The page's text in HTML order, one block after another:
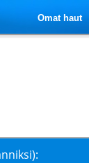
Omat haut